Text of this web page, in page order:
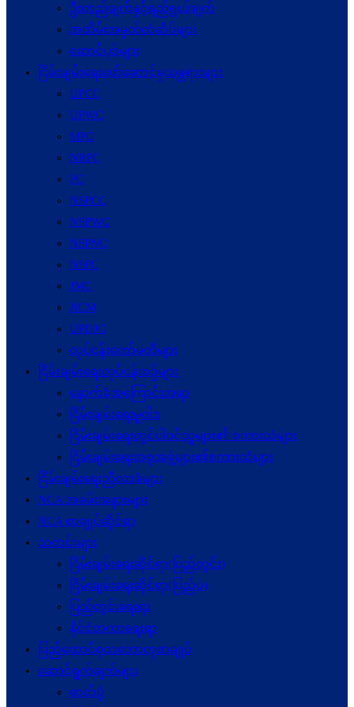
ဦးတည်ချက်နှင့်ရည်ရွယ်ချက်
အထိမ်းအမှတ်တံဆိပ်များ
ဆောင်ပုဒ်များ
ငြိမ်းချမ်းရေးဖော်‌ဆောင်မှုယန္တရားများ
UPCC
UPWC
MPC
NRPC
PC
NSPCC
NSPWC
NSPNC
NSPC
JMC
JICM
UPDJC
လုပ်ငန်းကော်မတီများ
ငြိမ်းချမ်းရေးလုပ်ငန်းစဉ်များ
နောက်ခံအကြောင်းအရာ
ငြိမ်းချမ်းရေးမူဝါဒ
ငြိမ်းချမ်းရေးတွင်ပါဝင်သူများ၏ စကားသံများ
ငြိမ်းချမ်းရေးအစုအဖွဲ့များ၏စကားသံများ
ငြိမ်းချမ်းရေးညီလာခံများ
NCA အခမ်းအနားများ
NCA စာချုပ်ဆိုင်ရာ
သတင်းများ
ငြိမ်းချမ်းရေးဆိုင်ရာ(ပြည်တွင်း)
ငြိမ်းချမ်းရေးဆိုင်ရာ(ပြည်ပ)
ပြည်တွင်းရေးရာ
နိုင်ငံတကာရေးရာ
ပြည်ထောင်စုသဘောတူစာချုပ်
ဆောင်ရွက်ချက်များ
ဓာတ်ပုံ